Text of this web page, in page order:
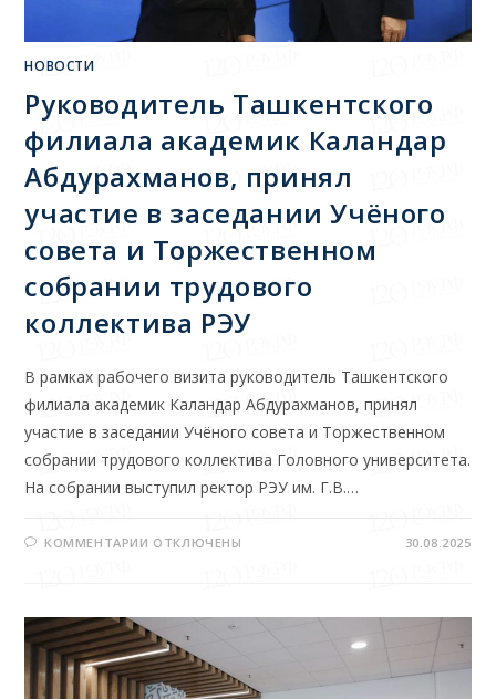
НОВОСТИ
Руководитель Ташкентского
филиала академик Каландар
Абдурахманов, принял
участие в заседании Учёного
совета и Торжественном
собрании трудового
коллектива РЭУ
В рамках рабочего визита руководитель Ташкентского
филиала академик Каландар Абдурахманов, принял
участие в заседании Учёного совета и Торжественном
собрании трудового коллектива Головного университета.
На собрании выступил ректор РЭУ им. Г.В.…
КОММЕНТАРИИ ОТКЛЮЧЕНЫ 30.08.2025